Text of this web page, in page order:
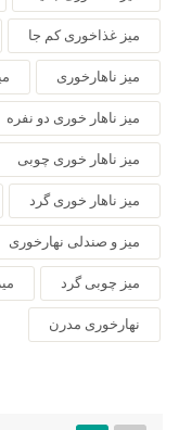
میز غذاخوری کم جا
میز ناهارخوری
میز ناهار خوری دو نفره
میز ناهار خوری چوبی
میز ناهار خوری گرد
میز و صندلی نهارخوری
میز چوبی گرد
نهارخوری مدرن